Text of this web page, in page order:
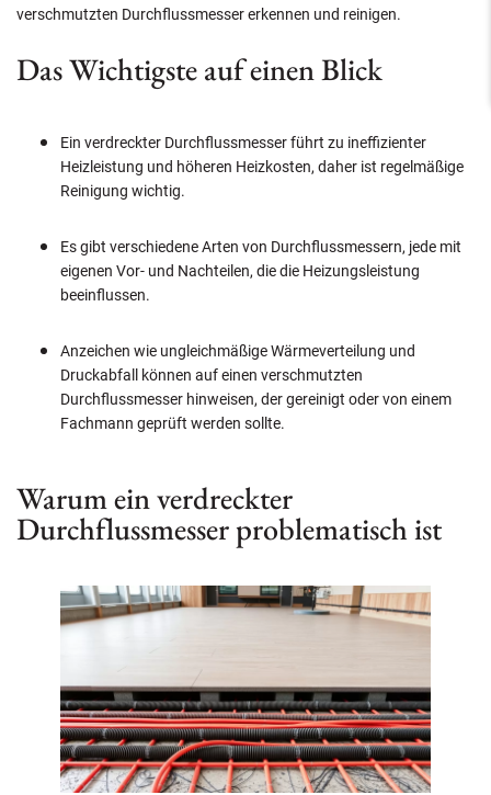
verschmutzten Durchflussmesser erkennen und reinigen.
Das Wichtigste auf einen Blick
Ein verdreckter Durchflussmesser führt zu ineffizienter
Heizleistung und höheren Heizkosten, daher ist regelmäßige
Reinigung wichtig.
Es gibt verschiedene Arten von Durchflussmessern, jede mit
eigenen Vor- und Nachteilen, die die Heizungsleistung
beeinflussen.
Anzeichen wie ungleichmäßige Wärmeverteilung und
Druckabfall können auf einen verschmutzten
Durchflussmesser hinweisen, der gereinigt oder von einem
Fachmann geprüft werden sollte.
Warum ein verdreckter
Durchflussmesser problematisch ist